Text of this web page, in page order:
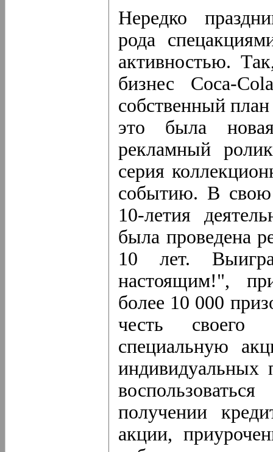
Нередко
рода
активностью.
бизнес Coca-
собственный
это была
рекламный
серия
событию. В свою
10-летия
была проведена
10 лет.
настоящим!",
более 10 000
честь своего
специальную
индивидуальных
получении
акции,